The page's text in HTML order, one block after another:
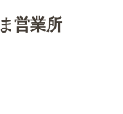
営業所